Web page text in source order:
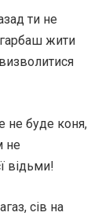
ти не
жити
не буде коня,
не
відьми!
сів на